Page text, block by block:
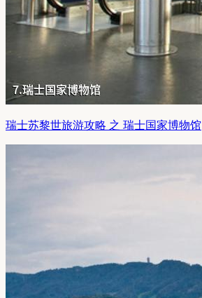
瑞士苏黎世旅游攻略 之 瑞士国家博物馆